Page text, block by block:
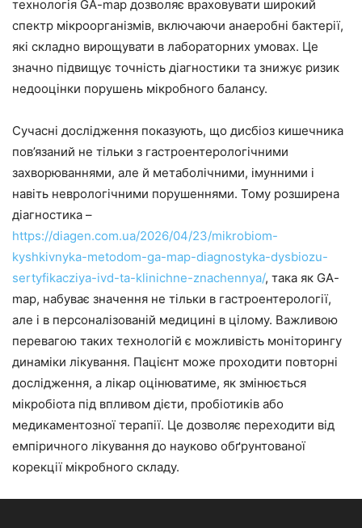
технологія GA-map дозволяє враховувати широкий
спектр мікроорганізмів, включаючи анаеробні бактерії,
які складно вирощувати в лабораторних умовах. Це
значно підвищує точність діагностики та знижує ризик
недооцінки порушень мікробного балансу.
Сучасні дослідження показують, що дисбіоз кишечника
пов’язаний не тільки з гастроентерологічними
захворюваннями, але й метаболічними, імунними і
навіть неврологічними порушеннями. Тому розширена
діагностика –
https://diagen.com.ua/2026/04/23/mikrobiom-
kyshkivnyka-metodom-ga-map-diagnostyka-dysbiozu-
sertyfikacziya-ivd-ta-klinichne-znachennya/, така як GA-
map, набуває значення не тільки в гастроентерології,
але і в персоналізованій медицині в цілому. Важливою
перевагою таких технологій є можливість моніторингу
динаміки лікування. Пацієнт може проходити повторні
дослідження, а лікар оцінюватиме, як змінюється
мікробіота під впливом дієти, пробіотиків або
медикаментозної терапії. Це дозволяє переходити від
емпіричного лікування до науково обґрунтованої
корекції мікробного складу.